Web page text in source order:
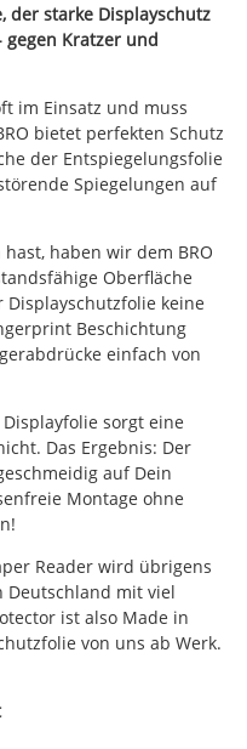
der starke Displayschutz
gegen Kratzer und
im Einsatz und muss
bietet perfekten Schutz
der Entspiegelungsfolie
Spiegelungen auf
haben wir dem BRO
Oberfläche
keine
Beschichtung
einfach von
sorgt eine
Das Ergebnis: Der
auf Dein
Montage ohne
Reader wird übrigens
Deutschland mit viel
ist also Made in
von uns ab Werk.